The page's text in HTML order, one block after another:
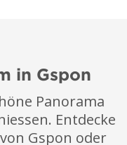
in Gspon
Panorama
Entdecke
Gspon oder